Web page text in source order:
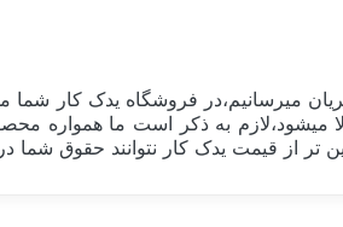
میرسانیم،در فروشگاه یدک کار
30 درصد قیمت نهایی کالا میشود،لازم به
از قیمت یدک کار نتوانند حقوق شما